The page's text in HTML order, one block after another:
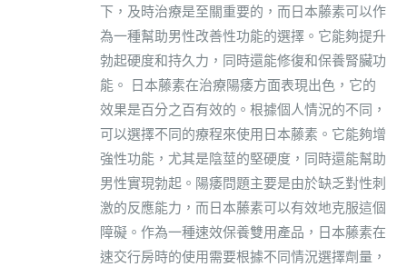
下，及時治療是至關重要的，而日本藤素可以作
為一種幫助男性改善性功能的選擇。它能夠提升
勃起硬度和持久力，同時還能修復和保養腎臟功
能。 日本藤素在治療陽痿方面表現出色，它的
效果是百分之百有效的。根據個人情況的不同，
可以選擇不同的療程來使用日本藤素。它能夠增
強性功能，尤其是陰莖的堅硬度，同時還能幫助
男性實現勃起。陽痿問題主要是由於缺乏對性刺
激的反應能力，而日本藤素可以有效地克服這個
障礙。作為一種速效保養雙用產品，日本藤素在
速交行房時的使用需要根據不同情況選擇劑量，